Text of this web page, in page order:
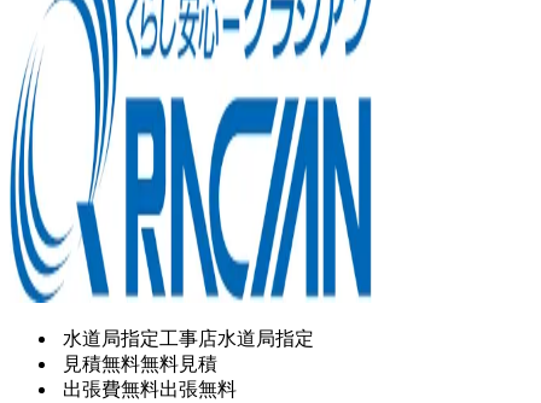
水道局指定工事店水道局指定
見積無料無料見積
出張費無料出張無料